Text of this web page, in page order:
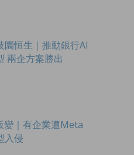
園恒生｜推動銀行AI
兩企方案勝出
變｜有企業遭Meta
入侵